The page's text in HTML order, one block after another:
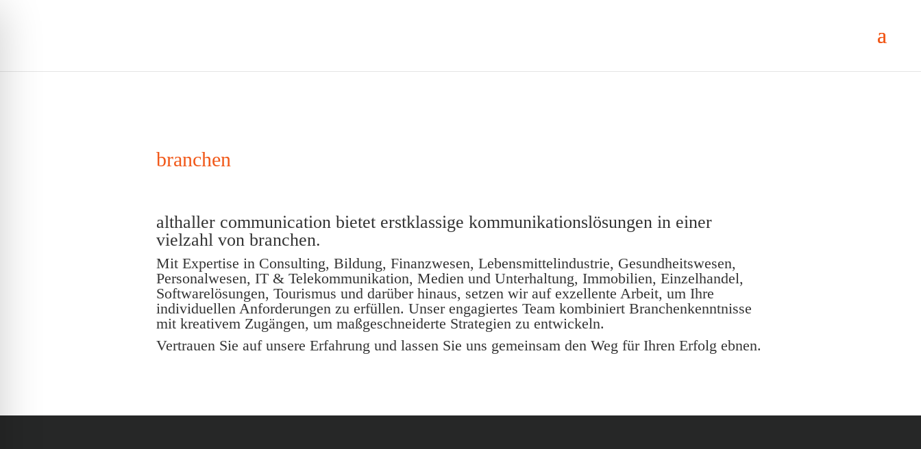
branchen
althaller communication bietet erstklassige kommunikationslösungen in einer
vielzahl von branchen.
Mit Expertise in Consulting, Bildung, Finanzwesen, Lebensmittelindustrie, Gesundheitswesen,
Personalwesen, IT & Telekommunikation, Medien und Unterhaltung, Immobilien, Einzelhandel,
Softwarelösungen, Tourismus und darüber hinaus, setzen wir auf exzellente Arbeit, um Ihre
individuellen Anforderungen zu erfüllen. Unser engagiertes Team kombiniert Branchenkenntnisse
mit kreativem Zugängen, um maßgeschneiderte Strategien zu entwickeln.
Vertrauen Sie auf unsere Erfahrung und lassen Sie uns gemeinsam den Weg für Ihren Erfolg ebnen.